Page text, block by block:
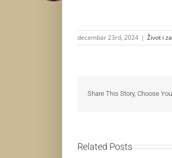
decembar 23rd, 2024 | Život i
Share This Story, Choose
Related Posts